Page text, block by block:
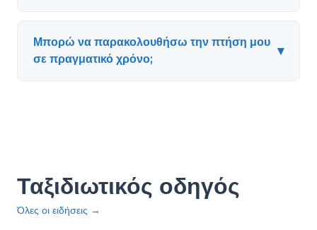
Μπορώ να παρακολουθήσω την πτήση μου
σε πραγματικό χρόνο;
▾
Ταξιδιωτικός οδηγός
Όλες οι ειδήσεις →